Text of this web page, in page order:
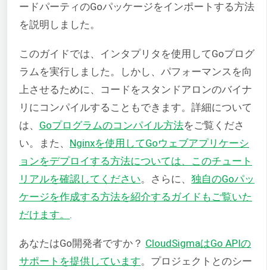
ードパーティのGoパッケージをインポートする方法
を説明しました。
このガイドでは、インタプリタを使用してGoプログ
ラムを実行しました。しかし、パフォーマンスを向
上させるために、コードをスタンドアロンのバイナ
リにコンパイルすることもできます。詳細について
は、 Goプログラムのコンパイル方法をご覧くださ
い。また、 Nginxを使用してGoウェブアプリケーシ
ョンをデプロイする方法については、このチュート
リアルを確認してください。さらに、 独自のGoパッ
ケージを作成する方法を紹介するガイドもご覧いた
だけます。
あなたはGo開発者ですか？ CloudSigmaはGo APIの
サポートを提供しています。プロジェクトとのシー